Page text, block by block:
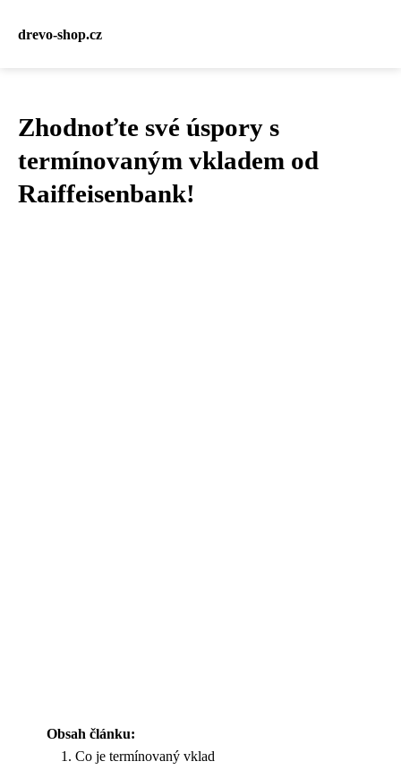
drevo-shop.cz
Zhodnoťte své úspory s
termínovaným vkladem od
Raiffeisenbank!
Obsah článku:
Co je termínovaný vklad